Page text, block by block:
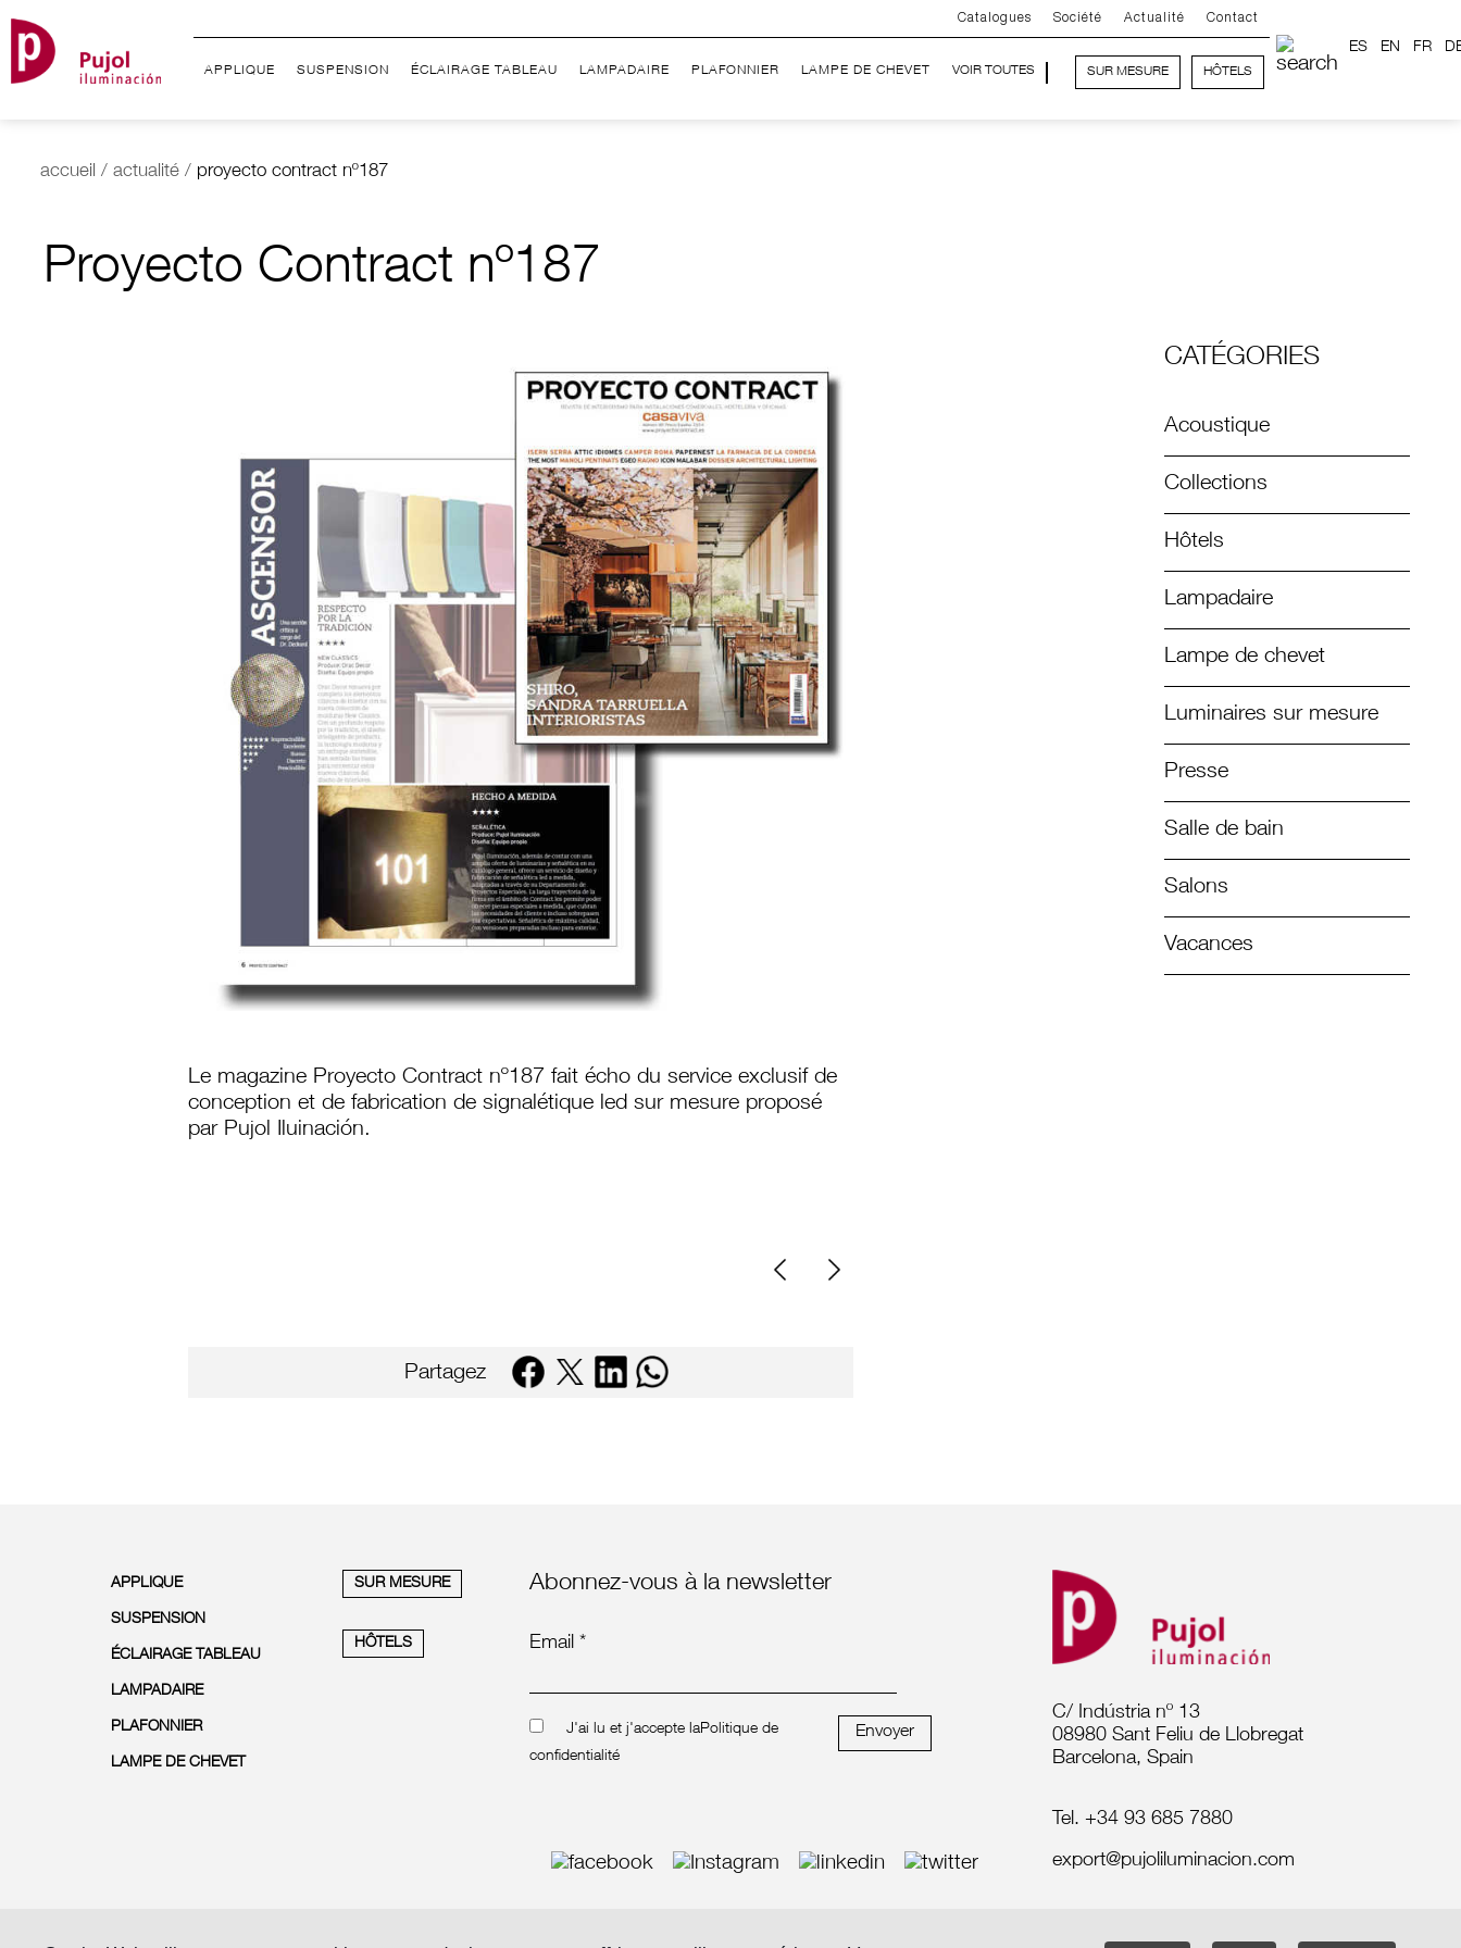
Catalogues Société Actualité Contact
APPLIQUE SUSPENSION ÉCLAIRAGE TABLEAU LAMPADAIRE PLAFONNIER LAMPE DE CHEVET VOIR TOUTES SUR MESURE HÔTELS
ES EN FR
accueil / actualité / proyecto contract nº187
Proyecto Contract nº187
Le magazine Proyecto Contract nº187 fait écho du service exclusif de
conception et de fabrication de signalétique led sur mesure proposé
par Pujol Iluinación.
Partagez
CATÉGORIES
Acoustique
Collections
Hôtels
Lampadaire
Lampe de chevet
Luminaires sur mesure
Presse
Salle de bain
Salons
Vacances
APPLIQUE
SUSPENSION
ÉCLAIRAGE TABLEAU
LAMPADAIRE
PLAFONNIER
LAMPE DE CHEVET
SUR MESURE
HÔTELS
Abonnez-vous à la newsletter
Email *
J'ai lu et j'accepte laPolitique de
confidentialité
Envoyer
C/ Indústria nº 13
08980 Sant Feliu de Llobregat
Barcelona, Spain
Tel. +34 93 685 7880
export@pujoliluminacion.com